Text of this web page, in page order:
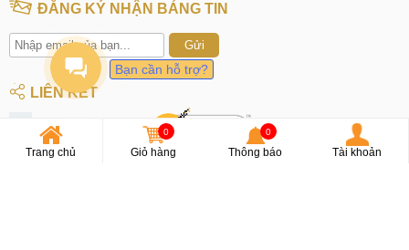
ĐĂNG KÝ NHẬN BẢNG TIN
Gửi
LIÊN KẾT
Facebook
Youtube
Trang chủ
0
Giỏ hàng
0
Thông báo Tài khoản
Bạn cần hỗ trợ?